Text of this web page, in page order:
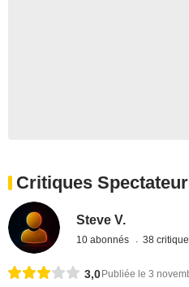
Critiques
Steve V.
10 abonnés 38
3,0 Publiée le 3